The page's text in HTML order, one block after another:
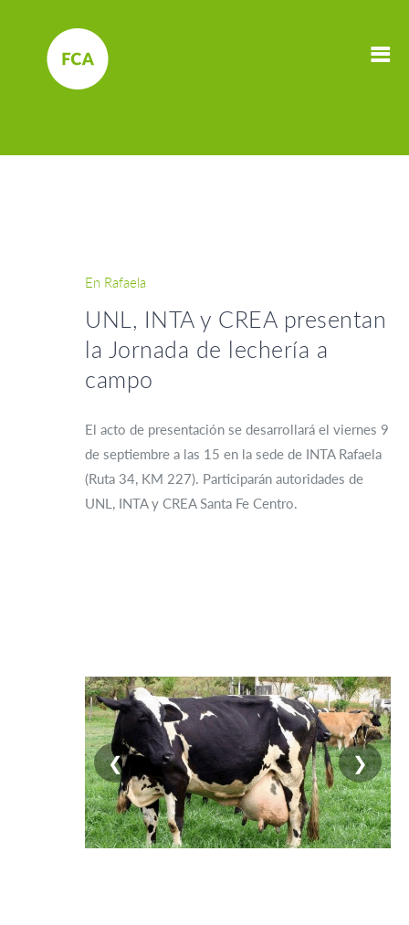
En Rafaela
UNL, INTA y CREA presentan
la Jornada de lechería a
campo
El acto de presentación se desarrollará el viernes 9
de septiembre a las 15 en la sede de INTA Rafaela
(Ruta 34, KM 227). Participarán autoridades de
UNL, INTA y CREA Santa Fe Centro.
❮ ❯